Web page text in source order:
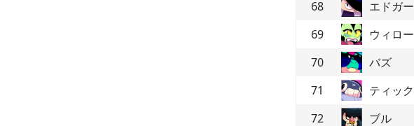
68
エドガー
69
ウィロー
70
バズ
71
ティック
72
ブル